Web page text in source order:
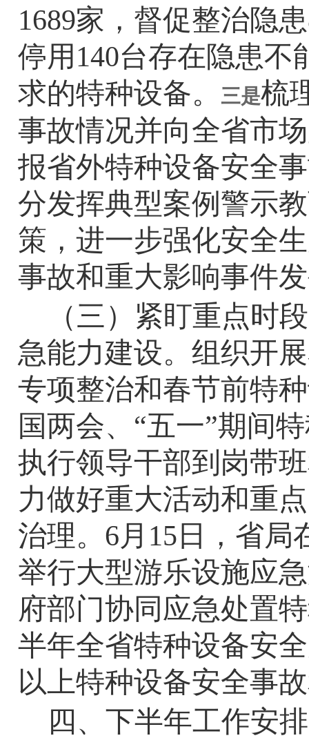
1689家，督促整治隐患
停用140台存在隐患不
求的特种设备。
三是梳
事故情况并向全省市
报省外特种设备安全
分发挥典型案例警示
策，进一步强化安全
事故和重大影响事件
（三）紧盯重点时
急能力建设。 组织开
专项整治和春节前特
国两会、“五一”期间
执行领导干部到岗带
力做好重大活动和重
治理。6月 15 日，省局
举行大型游乐设施应
府部门协同应急处置
半年全省特种设备安
以上特种设备安全事
四、下半年工作安排